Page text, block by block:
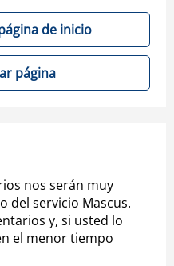
de inicio
página
nos serán muy
del servicio Mascus.
y, si usted lo
el menor tiempo